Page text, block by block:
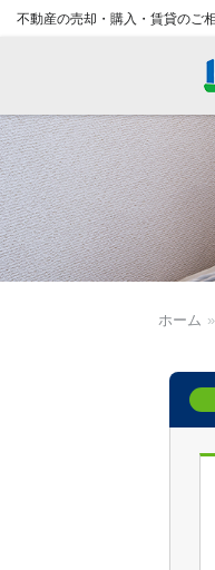
不動産の売却・購入・賃貸のご
ホーム »